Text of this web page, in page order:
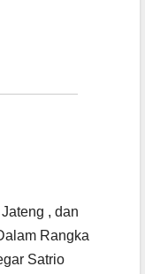
, dan
Rangka
Satrio